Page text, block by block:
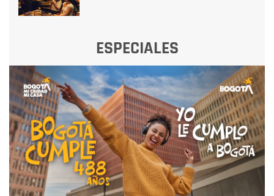
ESPECIALES